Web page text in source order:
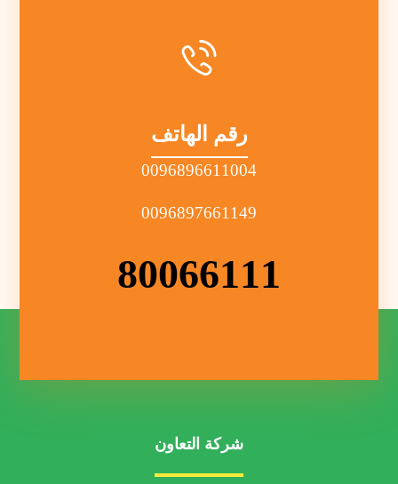
رقم الهاتف
0096896611004
0096897661149
80066111
شركة التعاون